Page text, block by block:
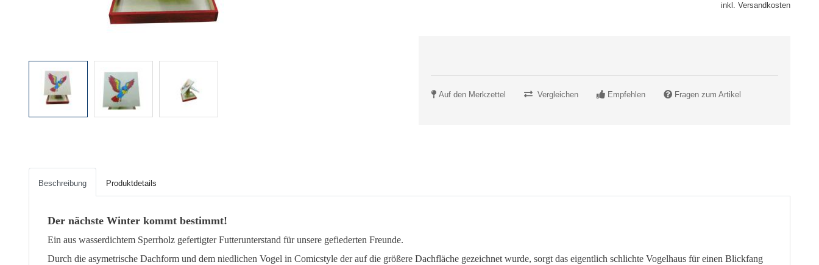
inkl. Versandkosten
Auf den Merkzettel Vergleichen Empfehlen Fragen zum Artikel
Beschreibung Produktdetails
Der nächste Winter kommt bestimmt!
Ein aus wasserdichtem Sperrholz gefertigter Futterunterstand für unsere gefiederten Freunde.
Durch die asymetrische Dachform und dem niedlichen Vogel in Comicstyle der auf die größere Dachfläche gezeichnet wurde, sorgt das eigentlich schlichte Vogelhaus für einen Blickfang